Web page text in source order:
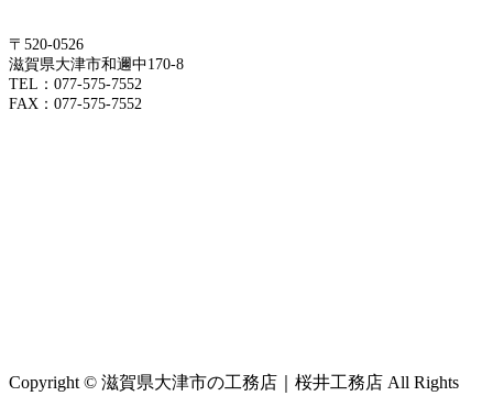
〒520-0526
滋賀県大津市和邇中170-8
TEL：077-575-7552
FAX：077-575-7552
Copyright © 滋賀県大津市の工務店｜桜井工務店 All Rights